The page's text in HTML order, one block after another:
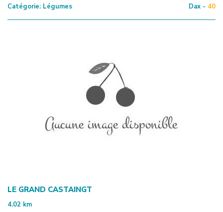
Catégorie: Légumes Dax - 40
LE GRAND CASTAINGT
4.02 km